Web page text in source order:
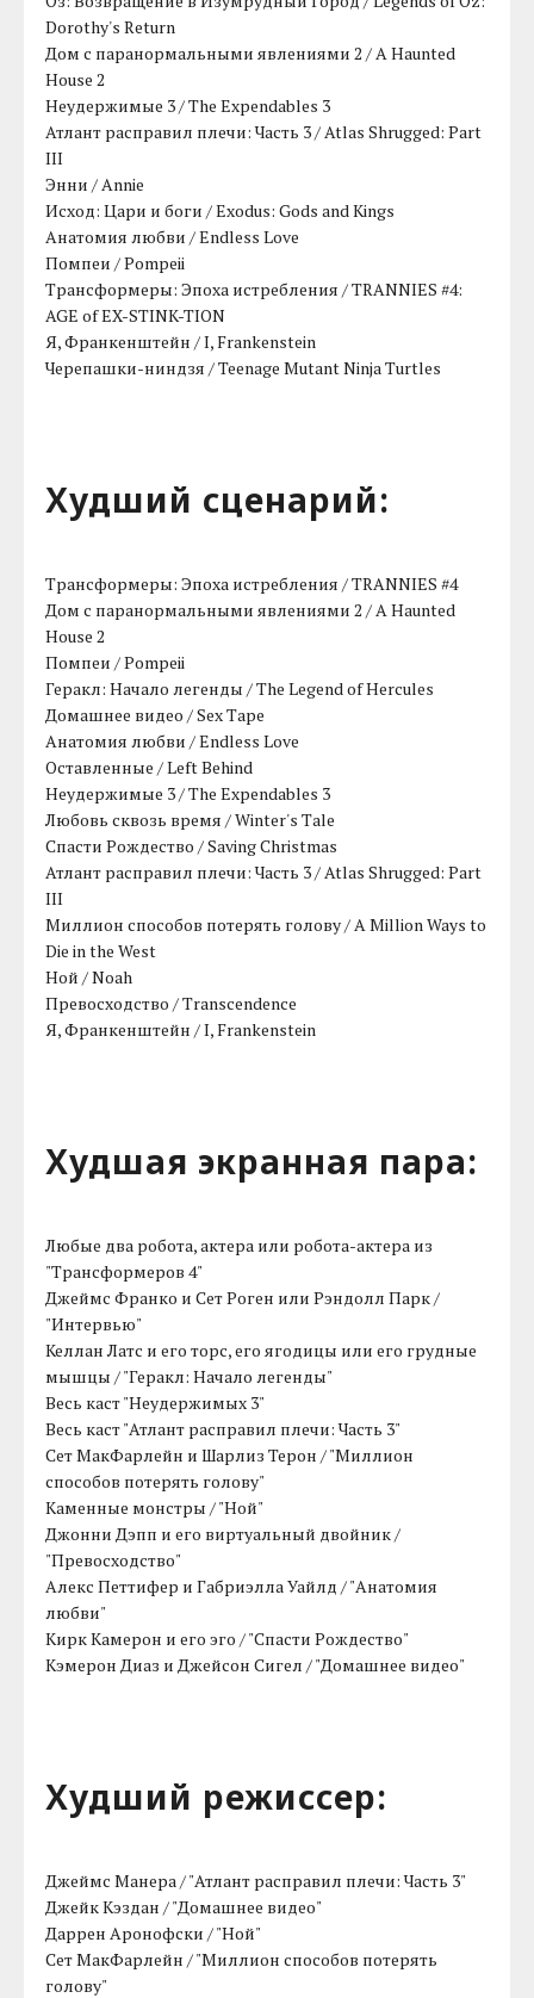
Dorothy's Return
Дом с паранормальными явлениями 2 / A Haunted
House 2
Неудержимые 3 / The Expendables 3
Атлант расправил плечи: Часть 3 / Atlas Shrugged: Part
III
Энни / Annie
Исход: Цари и боги / Exodus: Gods and Kings
Анатомия любви / Endless Love
Помпеи / Pompeii
Трансформеры: Эпоха истребления / TRANNIES #4:
AGE of EX-STINK-TION
Я, Франкенштейн / I, Frankenstein
Черепашки-ниндзя / Teenage Mutant Ninja Turtles
Худший сценарий:
Трансформеры: Эпоха истребления / TRANNIES #4
Дом с паранормальными явлениями 2 / A Haunted
House 2
Помпеи / Pompeii
Геракл: Начало легенды / The Legend of Hercules
Домашнее видео / Sex Tape
Анатомия любви / Endless Love
Оставленные / Left Behind
Неудержимые 3 / The Expendables 3
Любовь сквозь время / Winter's Tale
Спасти Рождество / Saving Christmas
Атлант расправил плечи: Часть 3 / Atlas Shrugged: Part
III
Миллион способов потерять голову / A Million Ways to
Die in the West
Ной / Noah
Превосходство / Transcendence
Я, Франкенштейн / I, Frankenstein
Худшая экранная пара:
Любые два робота, актера или робота-актера из
"Трансформеров 4"
Джеймс Франко и Сет Роген или Рэндолл Парк /
"Интервью"
Келлан Латс и его торс, его ягодицы или его грудные
мышцы / "Геракл: Начало легенды"
Весь каст "Неудержимых 3"
Весь каст "Атлант расправил плечи: Часть 3"
Сет МакФарлейн и Шарлиз Терон / "Миллион
способов потерять голову"
Каменные монстры / "Ной"
Джонни Дэпп и его виртуальный двойник /
"Превосходство"
Алекс Петтифер и Габриэлла Уайлд / "Анатомия
любви"
Кирк Камерон и его эго / "Спасти Рождество"
Кэмерон Диаз и Джейсон Сигел / "Домашнее видео"
Худший режиссер:
Джеймс Манера / "Атлант расправил плечи: Часть 3"
Джейк Кэздан / "Домашнее видео"
Даррен Аронофски / "Ной"
Сет МакФарлейн / "Миллион способов потерять
голову"